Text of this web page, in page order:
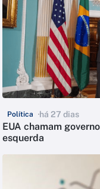
Política há 27 dias
EUA chamam
esquerda